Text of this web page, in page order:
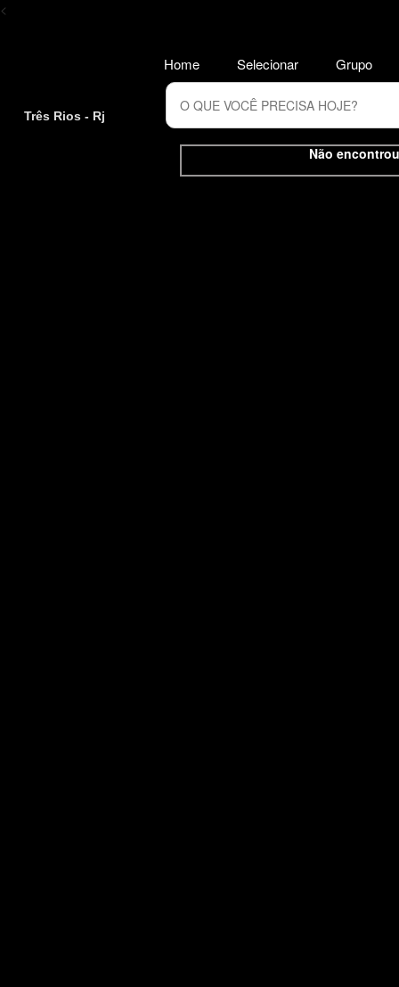
<
Três Rios - Rj
Não
Home Selecionar Grupo